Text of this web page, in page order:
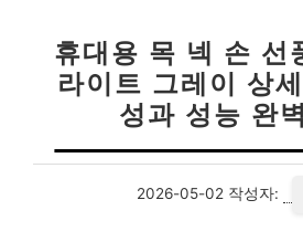
휴대용 목 넥 손 선
라이트 그레이 상
성과 성능 완
2026-05-02 작성자: